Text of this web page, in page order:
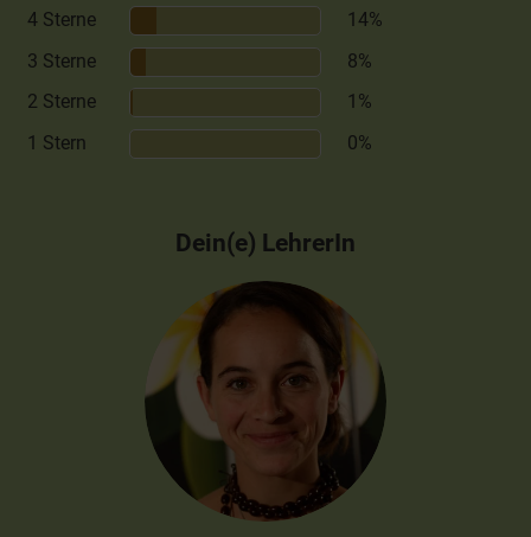
4 Sterne
14%
3 Sterne
8%
2 Sterne
1%
1 Stern
0%
Dein(e) LehrerIn